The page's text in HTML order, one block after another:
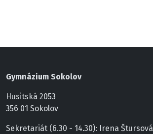
Gymnázium Sokolov
Husitská 2053
356 01 Sokolov
Sekretariát (6.30 - 14.30): Irena Štursová